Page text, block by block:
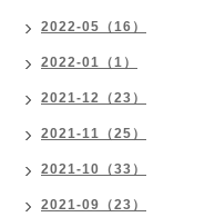
2022-05（16）
2022-01（1）
2021-12（23）
2021-11（25）
2021-10（33）
2021-09（23）